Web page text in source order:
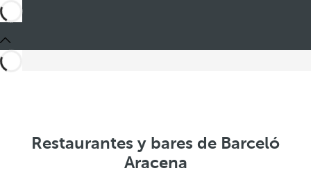
Restaurantes y bares de Barceló
Aracena